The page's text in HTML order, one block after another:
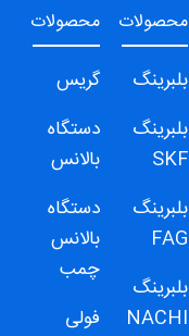
محصولات
بلبرینگ
بلبرینگ
SKF
بلبرینگ
FAG
بلبرینگ
NACHI
محصولات
گریس
دستگاه
بالانس
دستگاه
بالانس
چمب
فولی